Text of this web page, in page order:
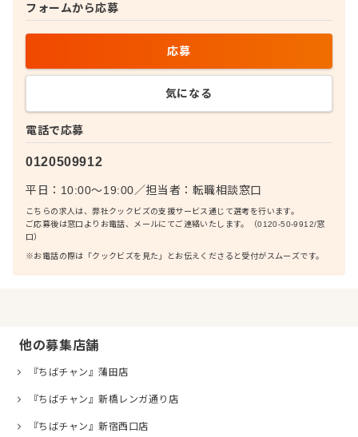
電話で応募
0120509912
平日：10:00〜19:00／担当者： 転職相談窓口
こちらの求人は、弊社クックビズの支援サービス通じて選考を行います。
ご応募後は窓口よりお電話、メールにてご連絡いたします。（0120-50-9912/窓
口）
※お電話の際は「クックビズを見た」とお伝えくださると受付がスムーズです。
フォームから応募
応募
気になる
他の募集店舗
『ちばチャン』蒲田店
『ちばチャン』新橋レンガ通り店
『ちばチャン』新宿西口店